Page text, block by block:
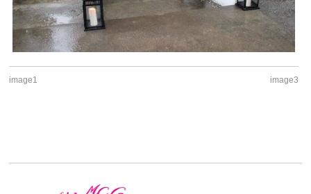
image1 image3